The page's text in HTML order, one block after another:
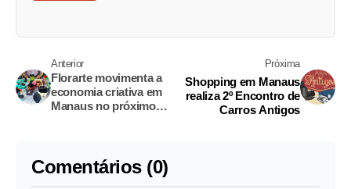
Anterior
Florarte movimenta a
economia criativa em
Manaus no próximo
Próxima
Shopping em Manaus
realiza 2º Encontro de
Carros Antigos
Comentários (0)